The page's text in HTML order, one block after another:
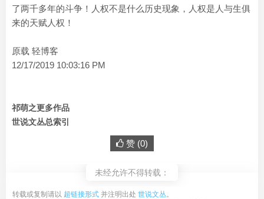
了两千多年的斗争！人权不是什么历史现象，人权是人与生俱
来的天赋人权！
原载 轻博客
12/17/2019 10:03:16 PM
祁萌之更多作品
世说文丛总索引
赞 (0)
未经允许不得转载：
转载或复制请以 超链接形式 并注明出处 世说文丛。